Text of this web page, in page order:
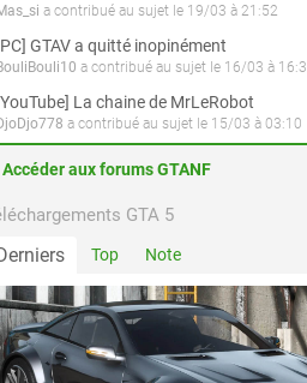
a contribué au sujet le 19/03 à 21:52
GTAV a quitté inopinément
a contribué au sujet le 16/03 à
La chaine de MrLeRobot
a contribué au sujet le 15/03 à 03:10
Accéder aux forums GTANF
GTA 5
Top Note